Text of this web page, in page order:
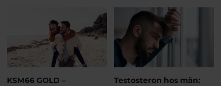
D-vitamin och symptom på
depression. Här får du veta mer
om varför det är så viktigt att
tillgodose sitt behov av D-
vitamin.
KSM66 GOLD –
Testosteron hos män: